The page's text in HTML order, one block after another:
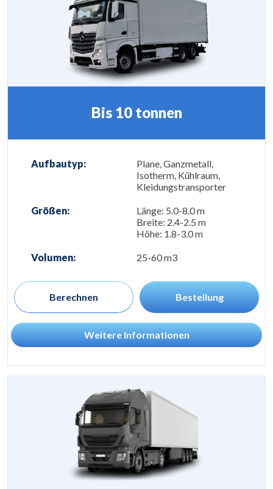
Bis 10 tonnen
Aufbautyp:
Plane, Ganzmetall,
Isotherm, Kühlraum,
Kleidungstransporter
Größen:
Länge: 5.0-8.0 m
Breite: 2.4-2.5 m
Höhe: 1.8-3.0 m
Volumen: 25-60 m3
Berechnen Bestellung
Weitere Informationen